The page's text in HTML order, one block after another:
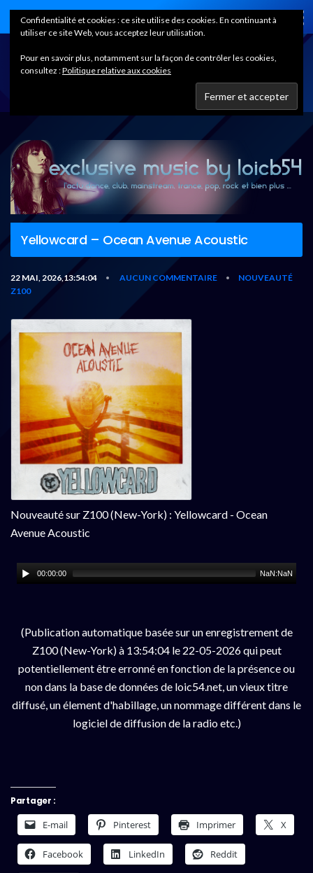
Home
Yellowcard – Ocean Avenue Acoustic
22 MAI, 2026,13:54:04 • AUCUN COMMENTAIRE •
NOUVEAUTÉ
Z100
Nouveauté sur Z100 (New-York) : Yellowcard - Ocean
Avenue Acoustic
00:00:00 NaN:NaN
(Publication automatique basée sur un enregistrement de
Z100 (New-York) à 13:54:04 le 22-05-2026 qui peut
potentiellement être erronné en fonction de la présence ou
non dans la base de données de loic54.net, un vieux titre
diffusé, un élement d'habillage, un nommage différent dans le
logiciel de diffusion de la radio etc.)
Partager :
E-mail Pinterest Imprimer X
Facebook LinkedIn Reddit
Confidentialité et cookies : ce site utilise des cookies. En continuant à
utiliser ce site Web, vous acceptez leur utilisation.
Pour en savoir plus, notamment sur la façon de contrôler les cookies,
consultez :Politique relative aux cookies